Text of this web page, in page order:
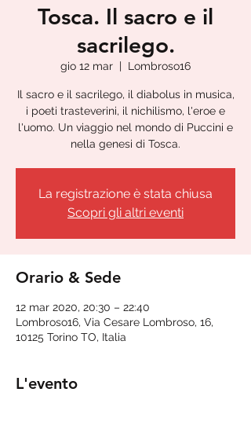
Tosca. Il sacro e il
sacrilego.
gio 12 mar
  |
Lombroso16
Il sacro e il sacrilego, il diabolus in musica,
i poeti trasteverini, il nichilismo, l'eroe e
l'uomo. Un viaggio nel mondo di Puccini e
nella genesi di Tosca.
La registrazione è stata chiusa
Scopri gli altri eventi
Orario & Sede
12 mar 2020, 20:30 – 22:40
Lombroso16, Via Cesare Lombroso, 16,
10125 Torino TO, Italia
L'evento